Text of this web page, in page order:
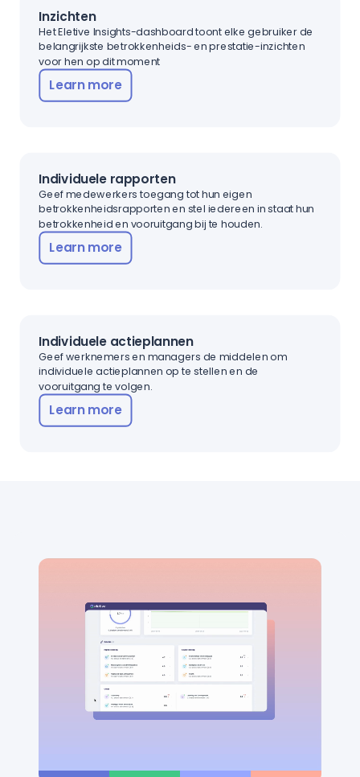
Inzichten
Het Eletive Insights-dashboard toont elke gebruiker de
belangrijkste betrokkenheids- en prestatie-inzichten
voor hen op dit moment
Learn more
Individuele rapporten
Geef medewerkers toegang tot hun eigen
betrokkenheidsrapporten en stel iedereen in staat hun
betrokkenheid en vooruitgang bij te houden.
Learn more
Individuele actieplannen
Geef werknemers en managers de middelen om
individuele actieplannen op te stellen en de
vooruitgang te volgen.
Learn more